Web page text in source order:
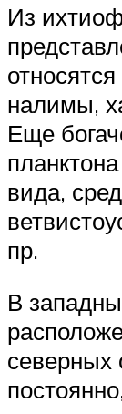
Из
налимы,
Еще
вида,
пр.
В
северных